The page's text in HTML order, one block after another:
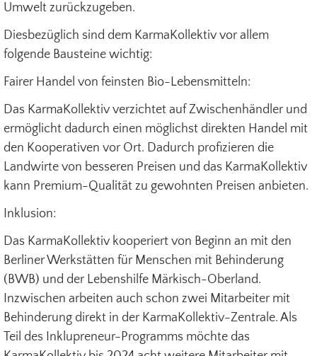
Umwelt zurückzugeben.
Diesbezüglich sind dem KarmaKollektiv vor allem
folgende Bausteine wichtig:
Fairer Handel von feinsten Bio-Lebensmitteln:
Das KarmaKollektiv verzichtet auf Zwischenhändler und
ermöglicht dadurch einen möglichst direkten Handel mit
den Kooperativen vor Ort. Dadurch profizieren die
Landwirte von besseren Preisen und das KarmaKollektiv
kann Premium-Qualität zu gewohnten Preisen anbieten.
Inklusion:
Das KarmaKollektiv kooperiert von Beginn an mit den
Berliner Werkstätten für Menschen mit Behinderung
(BWB) und der Lebenshilfe Märkisch-Oberland.
Inzwischen arbeiten auch schon zwei Mitarbeiter mit
Behinderung direkt in der KarmaKollektiv-Zentrale. Als
Teil des Inklupreneur-Programms möchte das